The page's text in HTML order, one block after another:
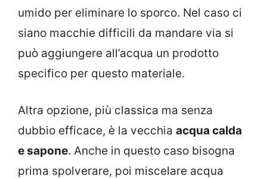
umido per eliminare lo sporco. Nel caso ci
siano macchie difficili da mandare via si
può aggiungere all’acqua un prodotto
specifico per questo materiale.
Altra opzione, più classica ma senza
dubbio efficace, è la vecchia acqua calda
e sapone. Anche in questo caso bisogna
prima spolverare, poi miscelare acqua